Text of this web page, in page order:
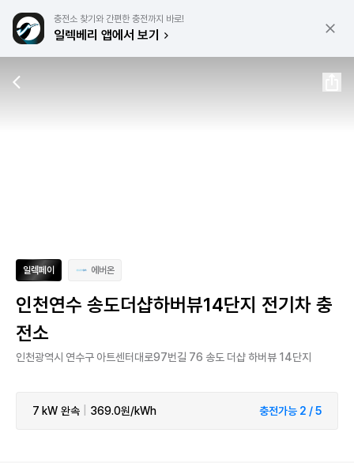
충전소 찾기와 간편한 충전까지 바로!
일렉베리 앱에서 보기
일렉페이 에버온
인천연수 송도더샵하버뷰14단지 전기차 충
전소
인천광역시 연수구 아트센터대로97번길 76 송도 더샵 하버뷰 14단지
7 kW 완속 369.0원/kWh 충전가능 2 / 5